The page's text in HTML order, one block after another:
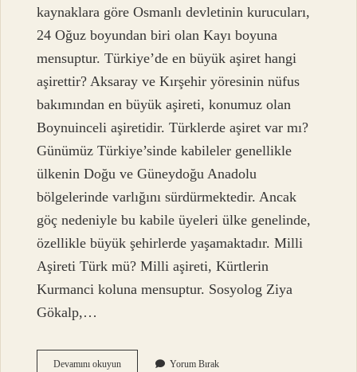
kaynaklara göre Osmanlı devletinin kurucuları,
24 Oğuz boyundan biri olan Kayı boyuna
mensuptur. Türkiye’de en büyük aşiret hangi
aşirettir? Aksaray ve Kırşehir yöresinin nüfus
bakımından en büyük aşireti, konumuz olan
Boynuinceli aşiretidir. Türklerde aşiret var mı?
Günümüz Türkiye’sinde kabileler genellikle
ülkenin Doğu ve Güneydoğu Anadolu
bölgelerinde varlığını sürdürmektedir. Ancak
göç nedeniyle bu kabile üyeleri ülke genelinde,
özellikle büyük şehirlerde yaşamaktadır. Milli
Aşireti Türk mü? Milli aşireti, Kürtlerin
Kurmanci koluna mensuptur. Sosyolog Ziya
Gökalp,…
Devamını okuyunOsmanlı
Yorum Bırak